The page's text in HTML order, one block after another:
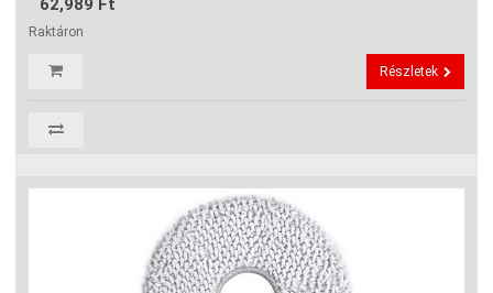
62,989 Ft
Raktáron
Részletek